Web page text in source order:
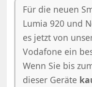
Für die neuen
Lumia 920 und
es jetzt von
Vodafone ein
Wenn Sie bis
dieser Geräte